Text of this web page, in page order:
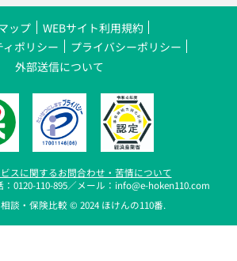
ビスに関するお問合わせ・苦情について
：0120-110-895／メール：info@e-hoken110.com
相談・保険比較 © 2024 ほけんの110番.